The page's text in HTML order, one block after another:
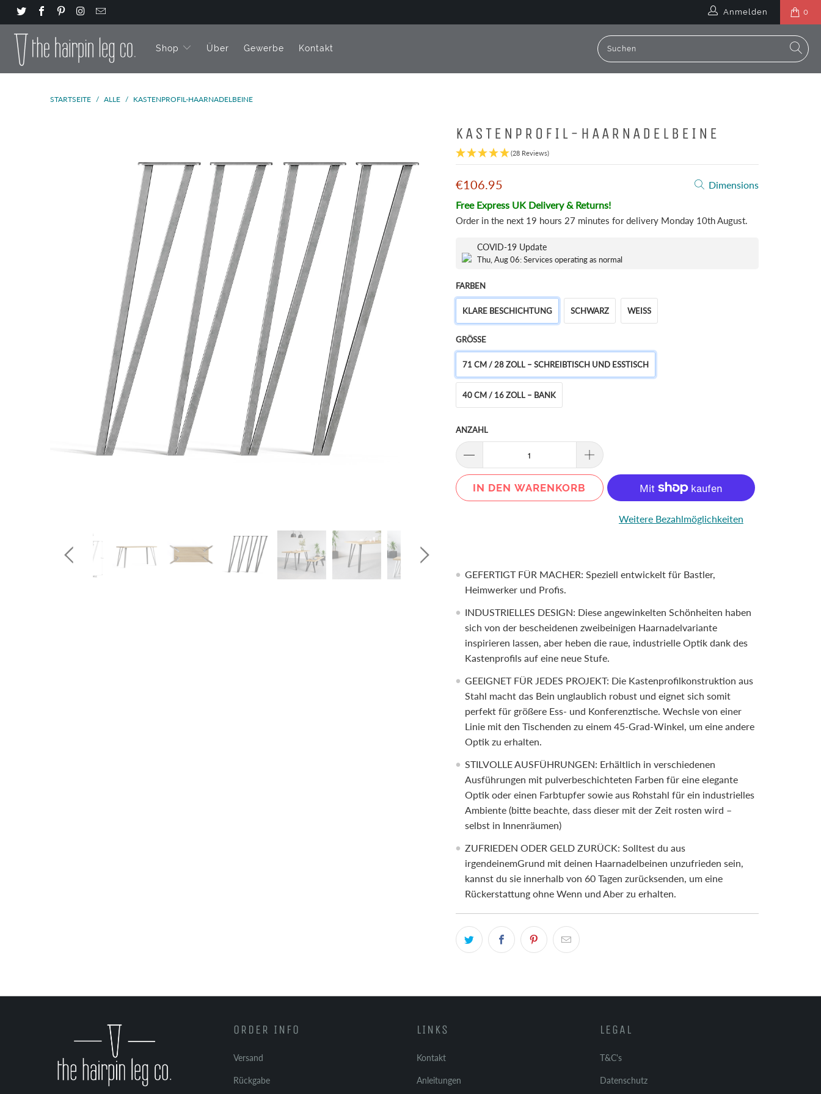
0
Anmelden
Shop Über Gewerbe Kontakt
STARTSEITE / ALLE / KASTENPROFIL-HAARNADELBEINE
KASTENPROFIL-HAARNADELBEINE
(28 Reviews)
Dimensions
€106.95
Free Express UK Delivery & Returns!
Order in the next 19 hours 27 minutes for delivery Monday 10th August.
COVID-19 Update
Thu, Aug 06: Services operating as normal
FARBEN
KLARE BESCHICHTUNG SCHWARZ WEISS
GRÖSSE
71 CM / 28 ZOLL – SCHREIBTISCH UND ESSTISCH
40 CM / 16 ZOLL – BANK
ANZAHL
IN DEN WARENKORB
Weitere Bezahlmöglichkeiten
GEFERTIGT FÜR MACHER: Speziell entwickelt für Bastler,
Heimwerker und Profis.
INDUSTRIELLES DESIGN: Diese angewinkelten Schönheiten haben
sich von der bescheidenen zweibeinigen Haarnadelvariante
inspirieren lassen, aber heben die raue, industrielle Optik dank des
Kastenprofils auf eine neue Stufe.
GEEIGNET FÜR JEDES PROJEKT: Die Kastenprofilkonstruktion aus
Stahl macht das Bein unglaublich robust und eignet sich somit
perfekt für größere Ess- und Konferenztische. Wechsle von einer
Linie mit den Tischenden zu einem 45-Grad-Winkel, um eine andere
Optik zu erhalten.
STILVOLLE AUSFÜHRUNGEN: Erhältlich in verschiedenen
Ausführungen mit pulverbeschichteten Farben für eine elegante
Optik oder einen Farbtupfer sowie aus Rohstahl für ein industrielles
Ambiente (bitte beachte, dass dieser mit der Zeit rosten wird –
selbst in Innenräumen)
ZUFRIEDEN ODER GELD ZURÜCK: Solltest du aus
irgendeinemGrund mit deinen Haarnadelbeinen unzufrieden sein,
kannst du sie innerhalb von 60 Tagen zurücksenden, um eine
Rückerstattung ohne Wenn und Aber zu erhalten.
ORDER INFO
Versand
Rückgabe
LINKS
Kontakt
Anleitungen
LEGAL
T&C's
Datenschutz